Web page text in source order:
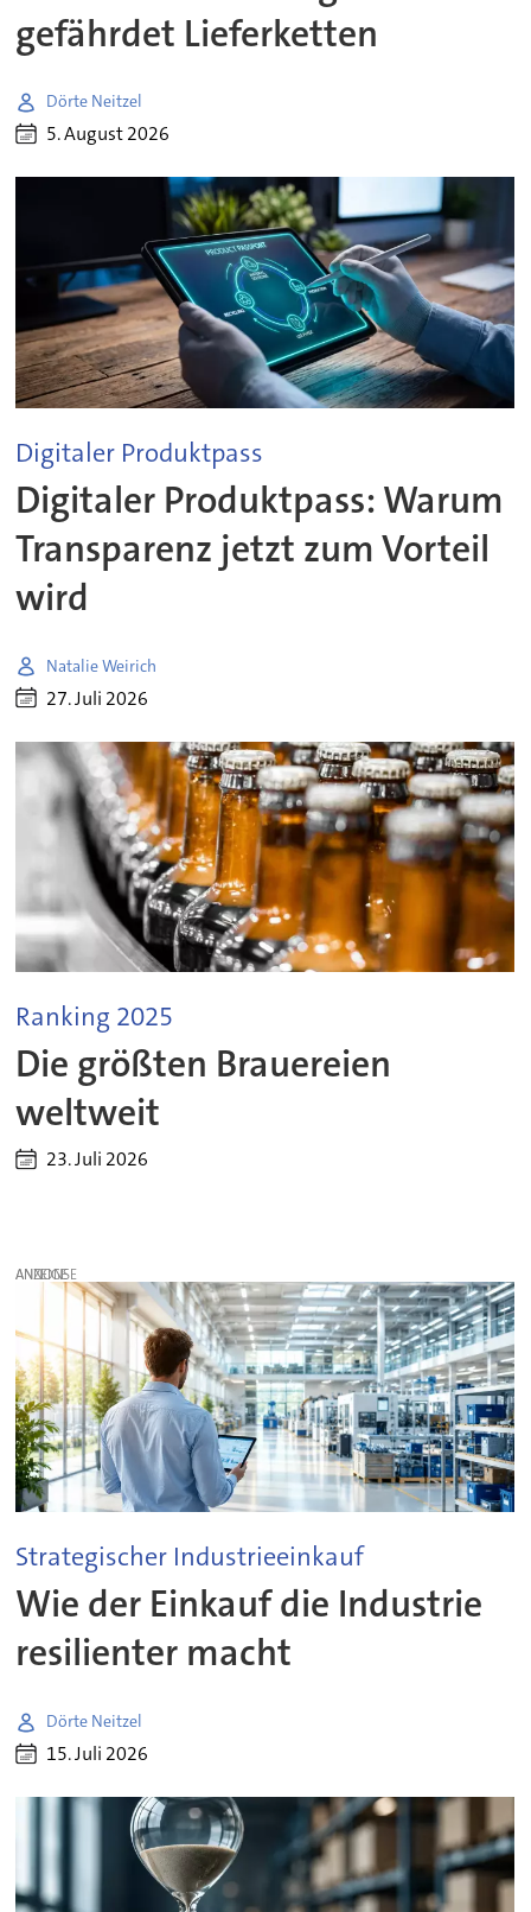
gefährdet Lieferketten
Dörte Neitzel
5. August 2026
Digitaler Produktpass
Digitaler Produktpass: Warum
Transparenz jetzt zum Vorteil
wird
Natalie Weirich
27. Juli 2026
Ranking 2025
Die größten Brauereien
weltweit
23. Juli 2026
ANZEIGE
Strategischer Industrieeinkauf
Wie der Einkauf die Industrie
resilienter macht
Dörte Neitzel
15. Juli 2026